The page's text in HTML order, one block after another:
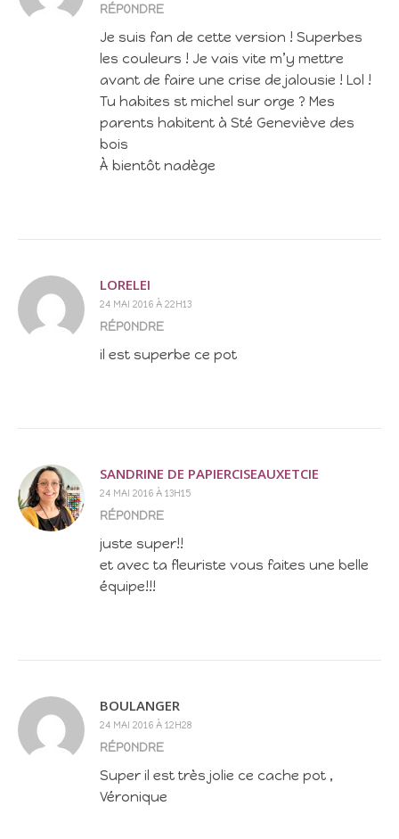
RÉPONDRE
Je suis fan de cette version ! Superbes
les couleurs ! Je vais vite m’y mettre
avant de faire une crise de jalousie ! Lol !
Tu habites st michel sur orge ? Mes
parents habitent à Sté Geneviève des
bois
À bientôt nadège
LORELEI
24 MAI 2016 À 22H13
RÉPONDRE
il est superbe ce pot
SANDRINE DE PAPIERCISEAUXETCIE
24 MAI 2016 À 13H15
RÉPONDRE
juste super!!
et avec ta fleuriste vous faites une belle
équipe!!!
BOULANGER
24 MAI 2016 À 12H28
RÉPONDRE
Super il est très jolie ce cache pot ,
Véronique